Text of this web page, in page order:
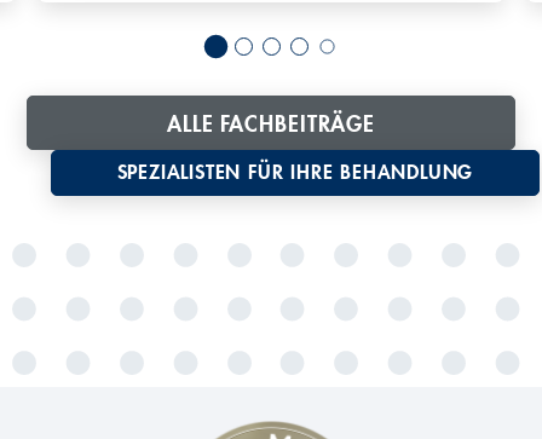
Radiofrequenzablation (RFA)
S
ALLE FACHBEITRÄGE
SPEZIALISTEN FÜR IHRE BEHANDLUNG